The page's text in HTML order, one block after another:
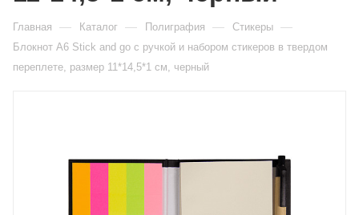
Главная — Каталог — Полиграфия — Стикеры —
Блокнот А6 Stick and go с ручкой и набором стикеров в твердом
переплете, размер 11*14,5*1 см, черный